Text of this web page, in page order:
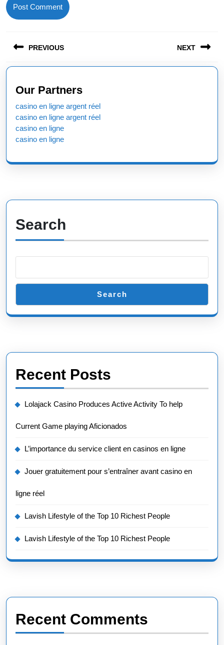
navigation
PREVIOUS
Previous
post:
NEXT
Our Partners
casino en ligne argent réel
casino en ligne argent réel
casino en ligne
casino en ligne
Search
Search
Recent Posts
Lolajack Casino Produces Active Activity To help
Current Game playing Aficionados
L’importance du service client en casinos en ligne
Jouer gratuitement pour s’entraîner avant casino en
ligne réel
Lavish Lifestyle of the Top 10 Richest People
Lavish Lifestyle of the Top 10 Richest People
Recent Comments